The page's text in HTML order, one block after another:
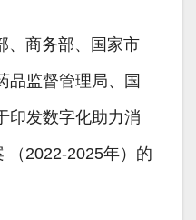
、商务部、国家市
品监督管理局、国
印发数字化助力消
（2022-2025年）的